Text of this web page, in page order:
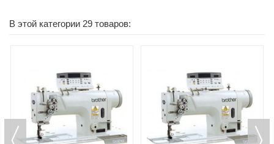
В этой категории 29 товаров: